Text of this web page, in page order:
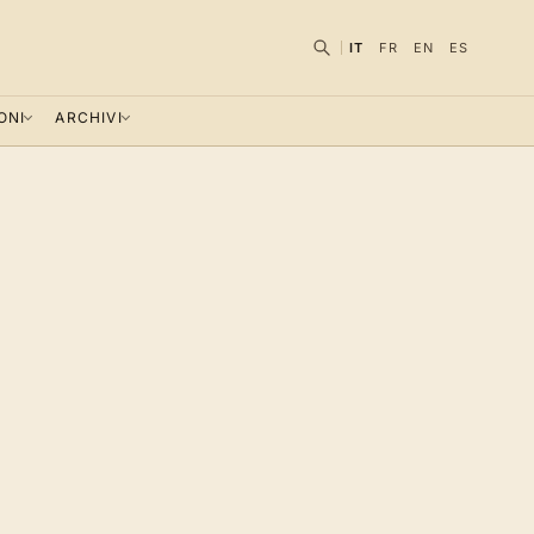
IT FR EN ES
ARCHIVI